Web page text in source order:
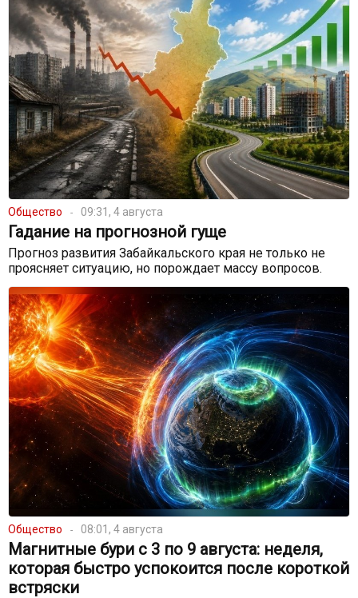
Общество 09:31, 4 августа
Гадание на прогнозной гуще
Прогноз развития Забайкальского края не только не
проясняет ситуацию, но порождает массу вопросов.
Общество 08:01, 4 августа
Магнитные бури с 3 по 9 августа: неделя,
которая быстро успокоится после короткой
встряски